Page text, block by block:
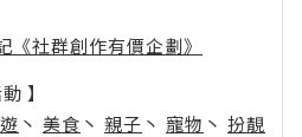
《社群創作有價企劃》
】
丶 美食 丶 親子 丶 寵物 丶 扮靚